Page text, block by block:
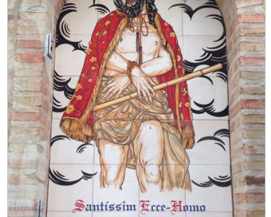
Procesión de las Antorchas
Actos
Otros